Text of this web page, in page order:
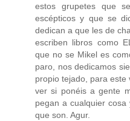
estos grupetes que
escépticos y que se
dedican a que les de
escriben libros como
que no se Mikel es
paro, nos dedicamos
propio tejado, para
ver si ponéis a gente
pegan a cualquier
que son. Agur.